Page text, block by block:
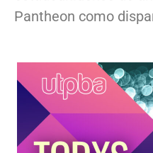
Pantheon como